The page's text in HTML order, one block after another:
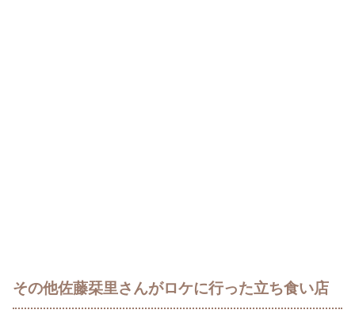
その他佐藤栞里さんがロケに行った立ち食い店